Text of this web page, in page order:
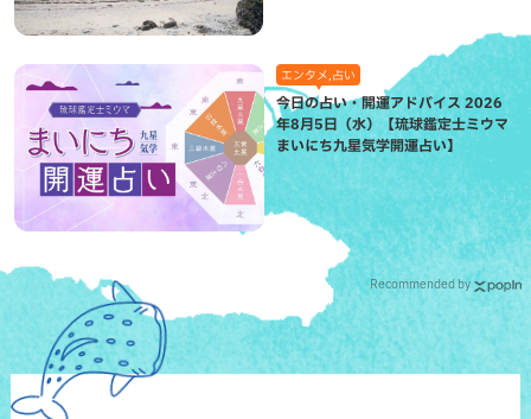
エンタメ,占い
今日の占い・開運アドバイス 2026
年8月5日（水）【琉球鑑定士ミウマ
まいにち九星気学開運占い】
Recommended by